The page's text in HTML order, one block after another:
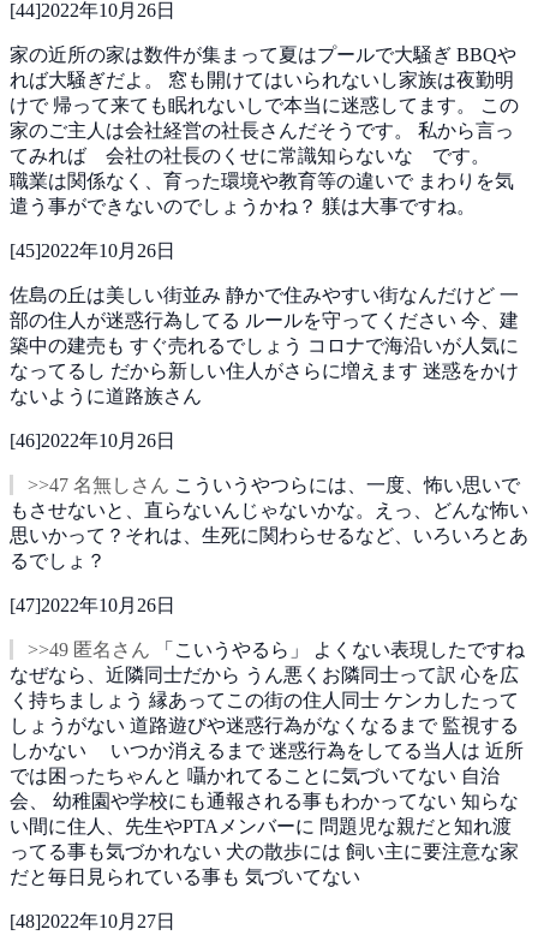
[44]2022年10月26日
家の近所の家は数件が集まって夏はプールで大騒ぎ BBQや
れば大騒ぎだよ。 窓も開けてはいられないし家族は夜勤明
けで 帰って来ても眠れないしで本当に迷惑してます。
この
家のご主人は会社経営の社長さんだそうです。 私から言っ
てみれば 会社の社長のくせに常識知らないな です。
職業は関係なく、育った環境や教育等の違いで まわりを気
遣う事ができないのでしょうかね？ 躾は大事ですね。
[45]2022年10月26日
佐島の丘は美しい街並み 静かで住みやすい街なんだけど 一
部の住人が迷惑行為してる ルールを守ってください 今、建
築中の建売も すぐ売れるでしょう コロナで海沿いが人気に
なってるし だから新しい住人がさらに増えます 迷惑をかけ
ないように道路族さん
[46]2022年10月26日
>>47 名無しさん こういうやつらには、一度、怖い思いで
もさせないと、直らないんじゃないかな。えっ、どんな怖い
思いかって？それは、生死に関わらせるなど、いろいろとあ
るでしょ？
[47]2022年10月26日
>>49 匿名さん 「こいうやるら」
よくない表現したですね
なぜなら、近隣同士だから うん悪くお隣同士って訳 心を広
く持ちましょう 縁あってこの街の住人同士 ケンカしたって
しょうがない 道路遊びや迷惑行為がなくなるまで 監視する
しかない いつか消えるまで迷惑行為をしてる当人は 近所
では困ったちゃんと 囁かれてることに気づいてない 自治
会、 幼稚園や学校にも通報される事もわかってない 知らな
い間に住人、先生やPTAメンバーに 問題児な親だと知れ渡
ってる事も気づかれない 犬の散歩には 飼い主に要注意な家
だと毎日見られている事も 気づいてない
[48]2022年10月27日